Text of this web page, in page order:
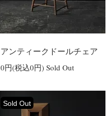
アンティークドールチェア
0円(税込0円) Sold Out
Sold Out